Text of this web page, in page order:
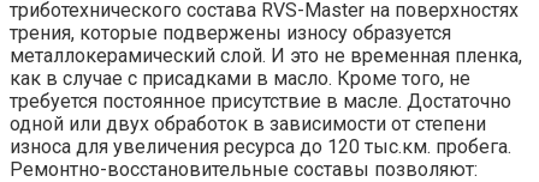
триботехнического состава RVS-Master на поверхностях
трения, которые подвержены износу образуется
металлокерамический слой. И это не временная пленка,
как в случае с присадками в масло. Кроме того, не
требуется постоянное присутствие в масле. Достаточно
одной или двух обработок в зависимости от степени
износа для увеличения ресурса до 120 тыс.км. пробега.
Ремонтно-восстановительные составы позволяют: